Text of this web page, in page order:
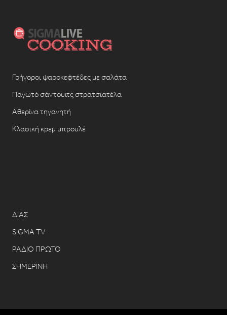
Γρήγοροι ψαροκεφτέδες με σαλάτα
Παγωτό σάντουιτς στρατσιατέλα
Αθερίνα τηγανητή
Κλασική κρεμ μπρουλέ
ΔΙΑΣ
SIGMA TV
ΡΑΔΙΟ ΠΡΩΤΟ
ΣΗΜΕΡΙΝΗ